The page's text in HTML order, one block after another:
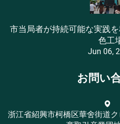
市当局者が持続可能な実践
色工
Jun 06,
お問い
浙江省紹興市柯橋区華舍街道